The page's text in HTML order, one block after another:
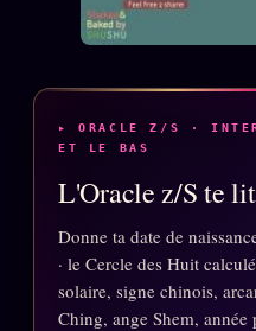
▸ ORACLE Z/S ·
ET LE BAS
L'Oracle z/S te
Donne ta date de
· le Cercle des Huit
solaire, signe chinois,
Ching, ange Shem,